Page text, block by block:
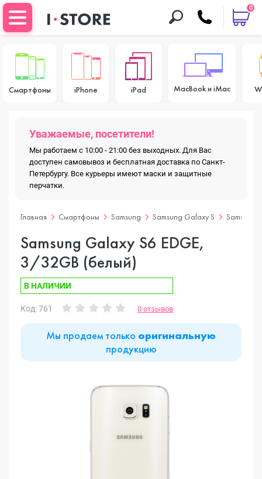
0
Смартфоны iPhone iPad MacBook и iMac
Уважаемые, посетители!
Мы работаем с 10:00 - 21:00 без выходных. Для Вас
доступен самовывоз и бесплатная доставка по Санкт-
Петербургу. Все курьеры имеют маски и защитные
перчатки.
Главная Смартфоны Samsung Samsung Galaxy S Samsung
Samsung Galaxy S6 EDGE,
3/32GB (белый)
В НАЛИЧИИ
Код: 761 0 отзывов
Мы продаем только оригинальную
продукцию